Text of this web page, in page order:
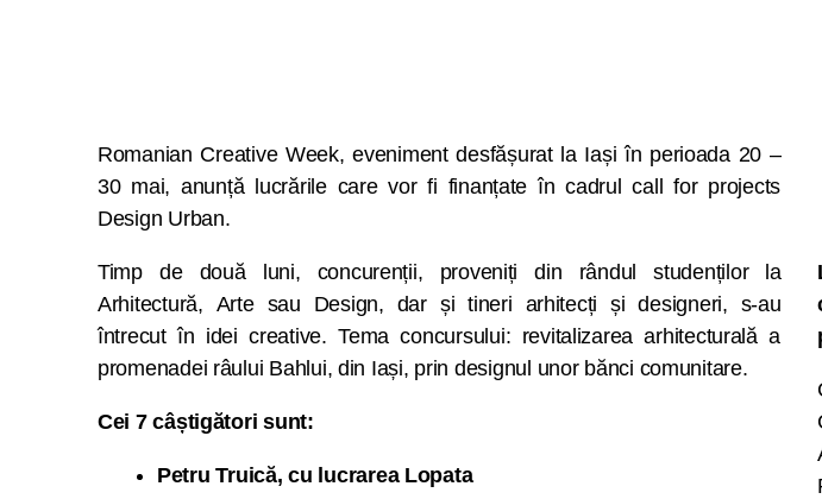
Romanian Creative Week, eveniment desfășurat la Iași în perioada 20 –
30 mai, anunță lucrările care vor fi finanțate în cadrul call for projects
Design Urban.
Timp de două luni, concurenții, proveniți din rândul studenților la
Arhitectură, Arte sau Design, dar și tineri arhitecți și designeri, s-au
întrecut în idei creative. Tema concursului: revitalizarea arhitecturală a
promenadei râului Bahlui, din Iași, prin designul unor bănci comunitare.
Cei 7 câștigători sunt:
Petru Truică, cu lucrarea Lopata